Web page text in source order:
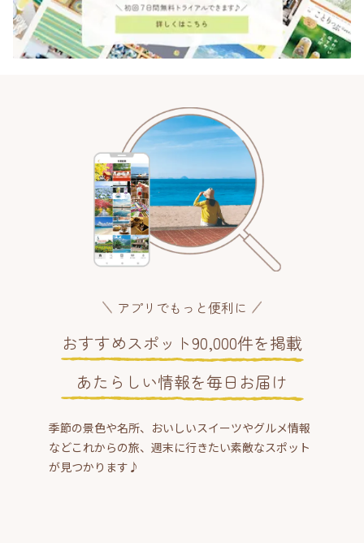
アプリでもっと便利に
おすすめスポット90,000件を掲載
あたらしい情報を毎日お届け
季節の景色や名所、おいしいスイーツやグルメ情報
などこれからの旅、週末に行きたい素敵なスポット
が見つかります♪